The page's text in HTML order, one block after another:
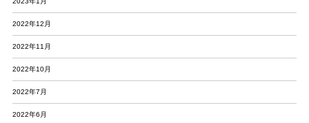
2022年12月
2022年11月
2022年10月
2022年7月
2022年6月